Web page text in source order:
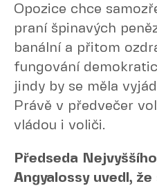
Opozice chce
praní špinavých
banální a přitom
fungování
jindy by se měla
Právě v předvečer
vládou i voliči.
Předseda
Angyalossy uvedl,